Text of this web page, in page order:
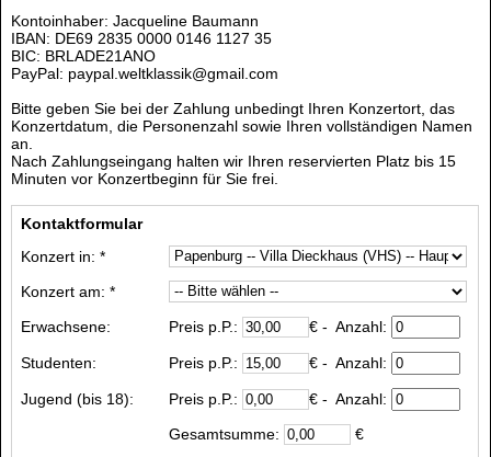
Kontoinhaber: Jacqueline Baumann
IBAN: DE69 2835 0000 0146 1127 35
BIC: BRLADE21ANO
PayPal: paypal.weltklassik@gmail.com
Bitte geben Sie bei der Zahlung unbedingt Ihren Konzertort, das
Konzertdatum, die Personenzahl sowie Ihren vollständigen Namen
an.
Nach Zahlungseingang halten wir Ihren reservierten Platz bis 15
Minuten vor Konzertbeginn für Sie frei.
Kontaktformular
Konzert in: *
Konzert am: *
Erwachsene:
Preis p.P.: € - Anzahl:
Studenten: Preis p.P.: € - Anzahl:
Jugend (bis 18): Preis p.P.: € - Anzahl:
Gesamtsumme:
€